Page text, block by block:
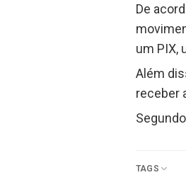
De
um PIX,
Além
receber
TAGS